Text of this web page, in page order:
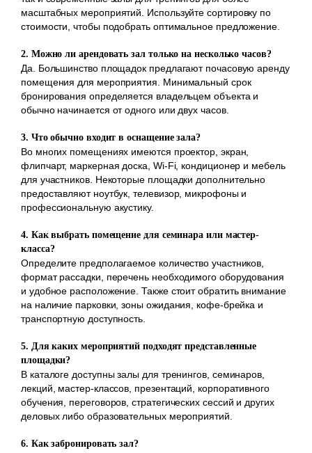
масштабных мероприятий. Используйте сортировку по
стоимости, чтобы подобрать оптимальное предложение.
2. Можно ли арендовать зал только на несколько часов?
Да. Большинство площадок предлагают почасовую аренду
помещения для мероприятия. Минимальный срок
бронирования определяется владельцем объекта и
обычно начинается от одного или двух часов.
3. Что обычно входит в оснащение зала?
Во многих помещениях имеются проектор, экран,
флипчарт, маркерная доска, Wi-Fi, кондиционер и мебель
для участников. Некоторые площадки дополнительно
предоставляют ноутбук, телевизор, микрофоны и
профессиональную акустику.
4. Как выбрать помещение для семинара или мастер-
класса?
Определите предполагаемое количество участников,
формат рассадки, перечень необходимого оборудования
и удобное расположение. Также стоит обратить внимание
на наличие парковки, зоны ожидания, кофе-брейка и
транспортную доступность.
5. Для каких мероприятий подходят представленные
площадки?
В каталоге доступны залы для тренингов, семинаров,
лекций, мастер-классов, презентаций, корпоративного
обучения, переговоров, стратегических сессий и других
деловых либо образовательных мероприятий.
6. Как забронировать зал?